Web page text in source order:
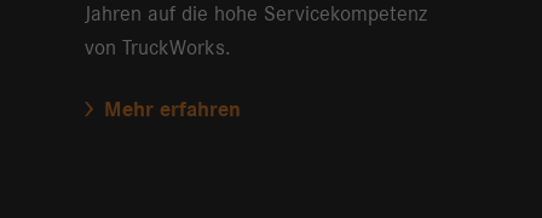
Jahren auf die hohe Servicekompetenz
von TruckWorks.
Mehr erfahren